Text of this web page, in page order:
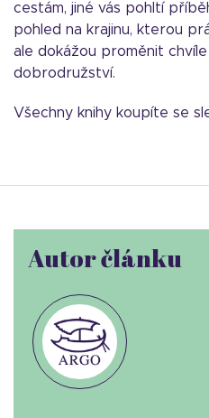
cestám, jiné vás pohltí
pohled na krajinu, kterou
ale dokážou proměnit
dobrodružství.
Všechny knihy koupíte se
Autor článku